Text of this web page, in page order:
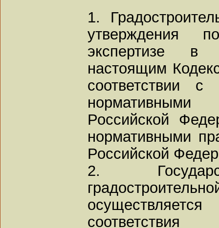
1.
утверждения
экспертизе в
настоящим
соответствии
Российской
нормативными
Российской
2.